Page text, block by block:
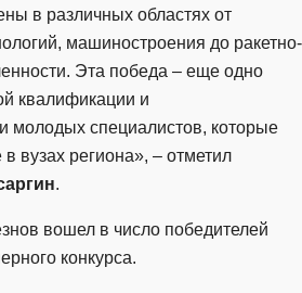
в различных областях от
машиностроения до ракетно-
Эта победа – еще одно
квалификации и
молодых специалистов, которые
вузах региона», – отметил
.
вошел в число победителей
конкурса.